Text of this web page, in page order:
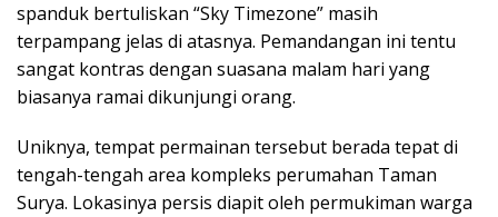
spanduk bertuliskan “Sky Timezone” masih
terpampang jelas di atasnya. Pemandangan ini tentu
sangat kontras dengan suasana malam hari yang
biasanya ramai dikunjungi orang.
Uniknya, tempat permainan tersebut berada tepat di
tengah-tengah area kompleks perumahan Taman
Surya. Lokasinya persis diapit oleh permukiman warga